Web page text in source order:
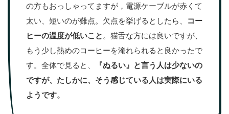
の方もおっしゃってますが，電源ケーブルが赤くて
太い、短いのが難点。欠点を挙げるとしたら、
コー
ヒーの温度が低いこと。猫舌な方には良いですが、
もう少し熱めのコーヒーを淹れられると良かったで
す。全体で見ると、
『ぬるい』と言う人は少ないの
ですが、たしかに、そう感じている人は実際にいる
ようです。